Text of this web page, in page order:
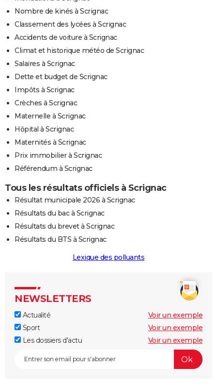
Nombre de kinés à Scrignac
Classement des lycées à Scrignac
Accidents de voiture à Scrignac
Climat et historique météo de Scrignac
Salaires à Scrignac
Dette et budget de Scrignac
Impôts à Scrignac
Crèches à Scrignac
Maternelle à Scrignac
Hôpital à Scrignac
Maternités à Scrignac
Prix immobilier à Scrignac
Référendum à Scrignac
Tous les résultats officiels à Scrignac
Résultat municipale 2026 à Scrignac
Résultats du bac à Scrignac
Résultats du brevet à Scrignac
Résultats du BTS à Scrignac
Lexique des polluants
NEWSLETTERS
Actualité
Voir un exemple
Sport
Voir un exemple
Les dossiers d'actu
Voir un exemple